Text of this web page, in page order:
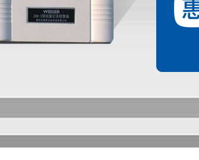
计 HY-F10型便携式明渠流量计